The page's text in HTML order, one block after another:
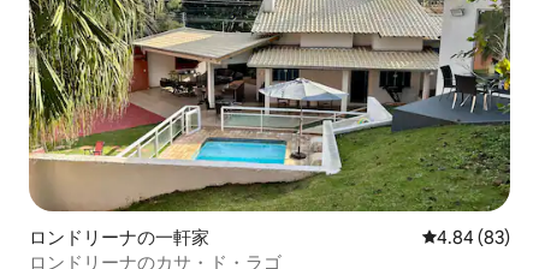
ロンドリーナの一軒家 レビュー83
4.84 (83)
ロンドリーナのカサ・ド・ラゴ